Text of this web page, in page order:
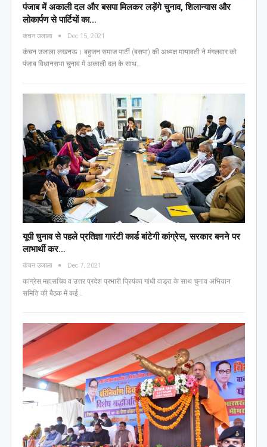
पंजाब में अकाली दल और बसपा मिलकर लड़ेंगे चुनाव, शिलान्यास और
लोकार्पण से पार्टियों का…
कंचन उजाला Dec 15, 2021
कंचन उजाला लखनऊ। बहुजन समाज पार्टी (बसपा) की अध्यक्ष मायावती ने मंगलवार को
पंजाब विधानसभा चुनाव में अकाली दल के साथ…
यूपी चुनाव से पहले प्रतिज्ञा गारंटी कार्ड बांटेगी कांग्रेस, सरकार बनने पर
लाभार्थी कर…
कंचन उजाला Dec 7, 2021
कांग्रेस महासचिव व उत्तर प्रदेश प्रभारी प्रियंका गांधी वाड्रा के साथ चुनाव अभियान
समिति की बैठक में कई…